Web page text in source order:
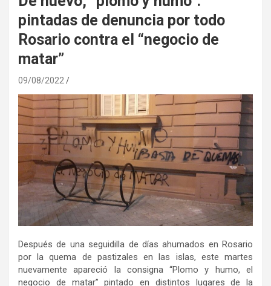
pintadas de denuncia por todo
Rosario contra el “negocio de
matar”
09/08/2022
Después de una seguidilla de días ahumados en Rosario
por la quema de pastizales en las islas, este martes
nuevamente apareció la consigna “Plomo y humo, el
negocio de matar” pintado en distintos lugares de la